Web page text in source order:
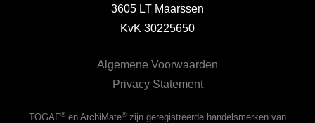
3605 LT Maarssen
KvK 30225650
Algemene Voorwaarden
Privacy Statement
TOGAF®en ArchiMate®zijn geregistreerde handelsmerken van